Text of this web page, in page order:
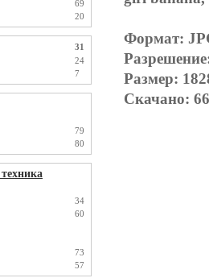
69
20
31
24
7
79
80
34
60
73
57
Формат:
Размер:
Скачано: